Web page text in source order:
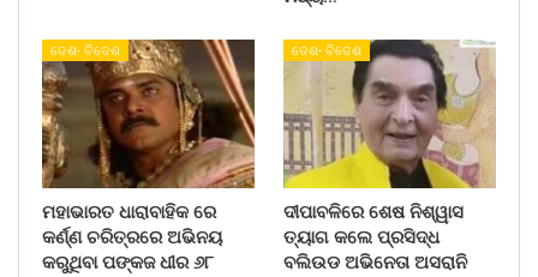
ଦେଶ- ବିଦେଶ
ମହାଭାରତ ଧାରାବାହିକ ରେ
କର୍ଣ୍ଣ ଚରିତ୍ରରେ ଅଭିନୟ
କରୁଥିବା ପଙ୍କଜ ଧୀର ୬୮
ଦେଶ- ବିଦେଶ
ଦୀପାବଳିରେ ଶେଷ ନିଶ୍ୱାସ
ତ୍ୟାଗ କଲେ ପ୍ରସିଦ୍ଧ
ବଲିଉଡ ଅଭିନେତା ଅସରାନି